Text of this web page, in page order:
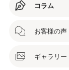
コラム
お客様の声
ギャラリー